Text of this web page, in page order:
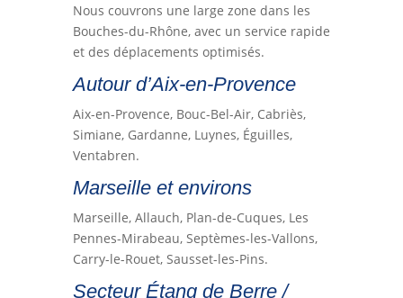
Nous couvrons une large zone dans les
Bouches-du-Rhône, avec un service rapide
et des déplacements optimisés.
Autour d’Aix-en-Provence
Aix-en-Provence, Bouc-Bel-Air, Cabriès,
Simiane, Gardanne, Luynes, Éguilles,
Ventabren.
Marseille et environs
Marseille, Allauch, Plan-de-Cuques, Les
Pennes-Mirabeau, Septèmes-les-Vallons,
Carry-le-Rouet, Sausset-les-Pins.
Secteur Étang de Berre /